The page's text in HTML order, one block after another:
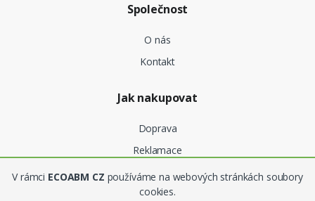
Společnost
O nás
Kontakt
Jak nakupovat
Doprava
Reklamace
Obchodní podmínky
V rámci ECOABM CZ používáme na webových stránkách soubory
cookies.